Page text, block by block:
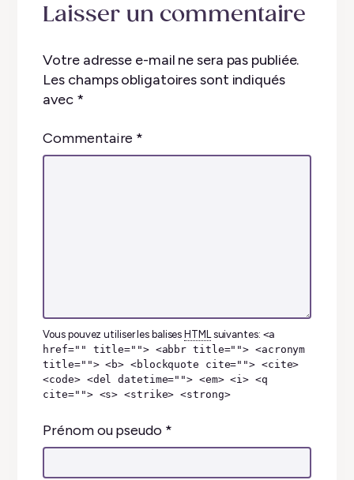
Laisser un commentaire
Votre adresse e-mail ne sera pas publiée.
Les champs obligatoires sont indiqués
avec *
Commentaire *
Vous pouvez utiliser les balises HTML suivantes: <a
href="" title=""> <abbr title=""> <acronym
title=""> <b> <blockquote cite=""> <cite>
<code> <del datetime=""> <em> <i> <q
cite=""> <s> <strike> <strong>
Prénom ou pseudo *